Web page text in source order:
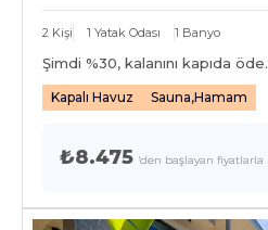
2 Kişi 1 Yatak Odası 1 Banyo
Şimdi %30, kalanını kapıda öde.
Kapalı Havuz Sauna,Hamam
₺8.475 'den başlayan fiyatlarla